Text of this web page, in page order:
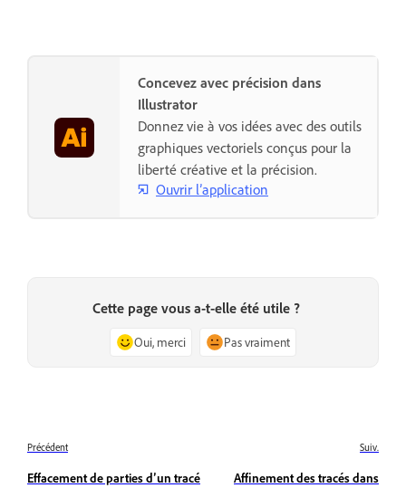
Concevez avec précision dans
Illustrator
Donnez vie à vos idées avec des outils
graphiques vectoriels conçus pour la
liberté créative et la précision.
Ouvrir l’application
Cette page vous a-t-elle été utile ?
Oui, merci Pas vraiment
Précédent
Effacement de parties d’un tracé
Suiv.
Affinement des tracés dans